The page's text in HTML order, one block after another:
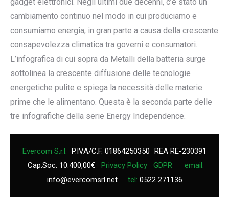
cambiamento continuo nel modo in cui produciamo e
consumiamo energia, in gran parte a causa della crescente
consapevolezza climatica tra governi e consumatori.
L’infografica di cui sopra da Metalli della batteria surge
sottolinea la crescente diffusione delle tecnologie
energetiche pulite e spiega la necessità delle materie
prime che le alimentano. Questa è la seconda parte delle
tre infografiche della serie Energy Independence.
Evercom S.r.l. P.IVA/C.F. 01864250350 REA RE-230391
Cap.Soc. 10.400,00€
Privacy Policy GDPR
email:
info@evercomsrl.net
tel: 0522 271136